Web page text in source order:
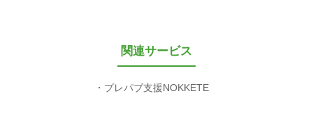
関連サービス
プレパブ支援NOKKETE